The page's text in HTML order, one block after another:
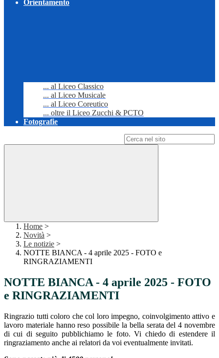
Orientamento
... al Liceo Classico
... al Liceo Musicale
... al Liceo Coreutico
... oltre il Liceo Zucchi & PCTO
Fotografie
Home >
Novità >
Le notizie >
NOTTE BIANCA - 4 aprile 2025 - FOTO e
RINGRAZIAMENTI
NOTTE BIANCA - 4 aprile 2025 - FOTO
e RINGRAZIAMENTI
Ringrazio tutti coloro che col loro impegno, coinvolgimento attivo e
lavoro materiale hanno reso possibile la bella serata del 4 novembre
di cui di seguito pubblichiamo le foto. Vi chiedo di estendere il
ringraziamento anche ai relatori da voi eventualmente invitati.